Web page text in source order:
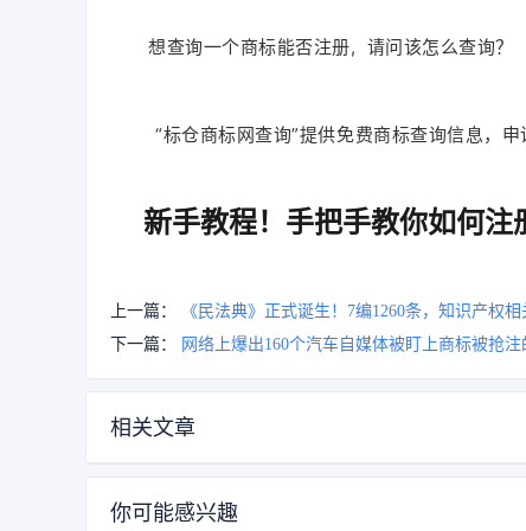
想查询一个商标能否注册, 请问该怎么查询？
“标仓商标网查询”提供免费商标查询信息，
新手教程！手把手教你如何注
上一篇：
《民法典》正式诞生！7编1260条，知识产权
下一篇：
网络上爆出160个汽车自媒体被盯上商标被抢注
相关文章
你可能感兴趣